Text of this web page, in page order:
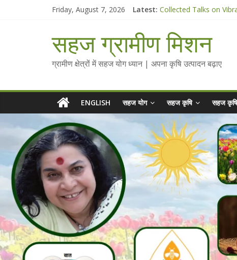
Friday, August 7, 2026 Latest: Collected Talks on
चैतन्यित जल pdf
Standee Designs @
Chalo Gaon Ki Or
सहज ग्रामीण मिशन
ग्रामीण क्षेत्रों में सहज योग ध्यान | अपना कृषि उत्पादन बढ़ाए
ENGLISH सहज योग सहज कृषि सहज